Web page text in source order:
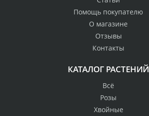
Помощь покупателю
О магазине
Отзывы
Контакты
КАТАЛОГ РАСТЕНИЙ
Всё
Розы
Хвойные